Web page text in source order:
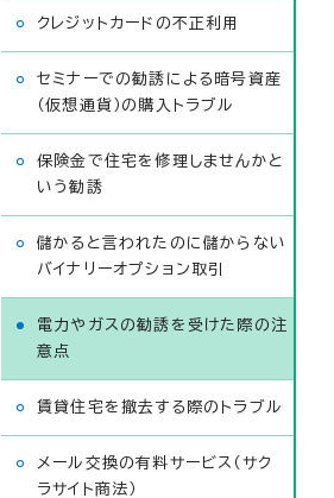
クレジットカードの不正利用
セミナーでの勧誘による暗号資産
（仮想通貨）の購入トラブル
保険金で住宅を修理しませんかと
いう勧誘
儲かると言われたのに儲からない
バイナリーオプション取引
電力やガスの勧誘を受けた際の注
意点
賃貸住宅を撤去する際のトラブル
メール交換の有料サービス（サク
ラサイト商法）